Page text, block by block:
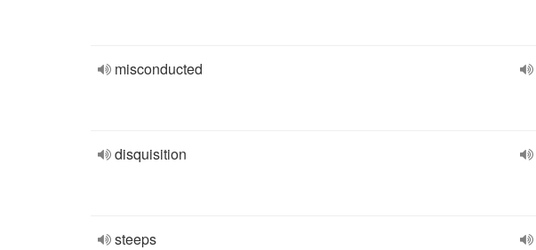
misconducted
disquisition
steeps